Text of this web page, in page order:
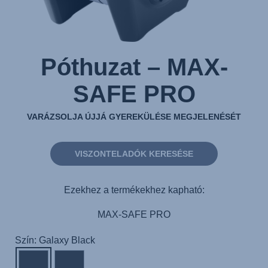
Póthuzat – MAX-
SAFE PRO
VARÁZSOLJA ÚJJÁ GYEREKÜLÉSE MEGJELENÉSÉT
VISZONTELADÓK KERESÉSE
Ezekhez a termékekhez kapható:
MAX-SAFE PRO
Szín: Galaxy Black